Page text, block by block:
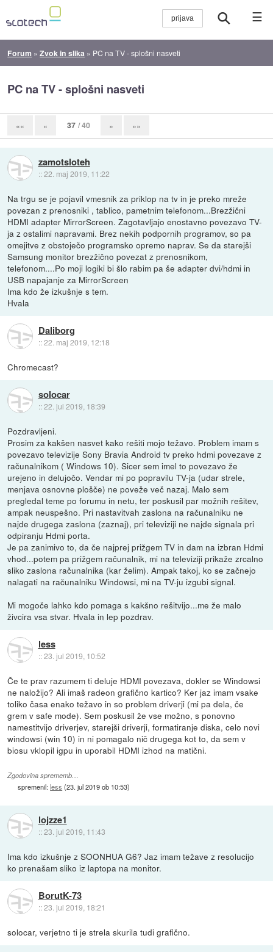
☰
Forum »Zvok in slika » PC na TV - splošni nasveti
PC na TV - splošni nasveti
«« « 37 / 40 » »»
zamotsloteh
::22. maj 2019, 11:22
Na trgu se je pojavil vmesnik za priklop na tv in je preko mreže
povezan z prenosniki , tablico, pametnim telefonom...Brezžični
HDMI adapter MirrorScreen. Zagotavljajo enostavno povezavo TV-
ja z ostalimi napravami. Brez nekih podpornih programov, so pa
omejitve z obstoječo programsko opremo naprav. Se da starejši
Samsung monitor brezžično povezat z prenosnikom,
telefonom....Po moji logiki bi šlo rabim pa še adapter dvi/hdmi in
USB napajanje za MirrorScreen
Ima kdo že izkušnje s tem.
Hvala
Daliborg
::22. maj 2019, 12:18
Chromecast?
solocar
::22. jul 2019, 18:39
Pozdravljeni.
Prosim za kakšen nasvet kako rešiti mojo težavo. Problem imam s
povezavo televizije Sony Bravia Android tv preko hdmi povezave z
računalnikom ( Windows 10). Sicer sem imel to povezavo že
urejeno in delujočo. Vendar mi po popravilu TV-ja (udar strele,
menjava osnovne plošče) ne poveže več nazaj. Malo sem
pregledal teme po forumu in netu, ter poskusil par možnih rešitev,
ampak neuspešno. Pri nastavitvah zaslona na računalniku ne
najde drugega zaslona (zaznaj), pri televiziji ne najde signala pri
odpiranju Hdmi porta.
Je pa zanimivo to, da če najprej prižgem TV in dam na izbran Hdmi
vhod...potem pa prižgem računalnik, mi na televiziji prikaže zrcalno
sliko zaslona računalnika (kar želim). Ampak takoj, ko se začnejo
nalagati na računalniku Windowsi, mi na TV-ju izgubi signal.
Mi mogoče lahko kdo pomaga s kakšno rešitvijo...me že malo
živcira vsa stvar. Hvala in lep pozdrav.
less
::23. jul 2019, 10:52
Če te prav razumem ti deluje HDMI povezava, dokler se Windowsi
ne naložijo? Ali imaš radeon grafično kartico? Ker jaz imam vsake
toliko časa enako težavo in so problem driverji (mi pa dela, če
grem v safe mode). Sem poskusil že vse možno, s ponovno
namestitvijo driverjev, starejši driverji, formatiranje diska, celo novi
windowsi (win 10) in ni pomagalo nič drugega kot to, da sem v
biosu vklopil igpu in uporabil HDMI izhod na matični.
Zgodovina sprememb…
spremenil:less (23. jul 2019 ob 10:53)
lojzze1
::23. jul 2019, 11:43
Ima kdo izkušnje z SOONHUA G6? Jaz imam težave z resolucijo
ko prenašam sliko iz laptopa na monitor.
BorutK-73
::23. jul 2019, 18:21
solocar, verjetno ti je strela skurila tudi grafično.